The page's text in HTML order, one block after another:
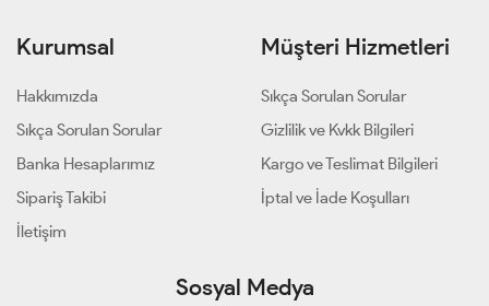
Kurumsal
Hakkımızda
Sıkça Sorulan Sorular
Banka Hesaplarımız
Sipariş Takibi
İletişim
Müşteri Hizmetleri
Sıkça Sorulan Sorular
Gizlilik ve Kvkk Bilgileri
Kargo ve Teslimat Bilgileri
İptal ve İade Koşulları
Sosyal Medya